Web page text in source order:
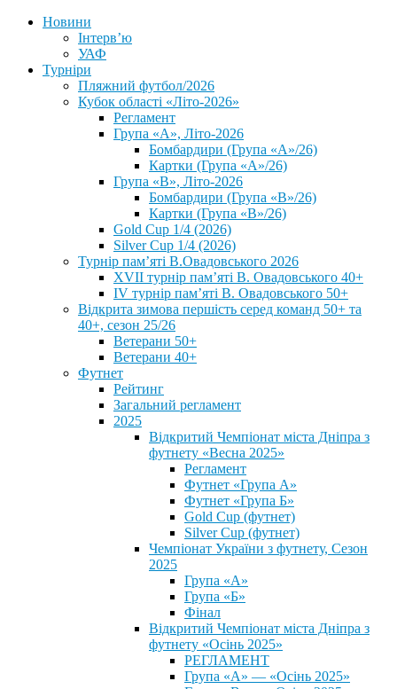
Новини
Інтерв’ю
УАФ
Турніри
Пляжний футбол/2026
Кубок області «Літо-2026»
Регламент
Група «А», Літо-2026
Бомбардири (Група «А»/26)
Картки (Група «А»/26)
Група «В», Літо-2026
Бомбардири (Група «В»/26)
Картки (Група «В»/26)
Gold Cup 1/4 (2026)
Silver Cup 1/4 (2026)
Турнір пам’яті В.Овадовського 2026
XVII турнір пам’яті В. Овадовського 40+
IV турнір пам’яті В. Овадовського 50+
Відкрита зимова першість серед команд 50+ та
40+, сезон 25/26
Ветерани 50+
Ветерани 40+
Футнет
Рейтинг
Загальний регламент
2025
Відкритий Чемпіонат міста Дніпра з
футнету «Весна 2025»
Регламент
Футнет «Група А»
Футнет «Група Б»
Gold Cup (футнет)
Silver Cup (футнет)
Чемпіонат України з футнету, Сезон
2025
Група «А»
Група «Б»
Фінал
Відкритий Чемпіонат міста Дніпра з
футнету «Осінь 2025»
РЕГЛАМЕНТ
Група «А» — «Осінь 2025»